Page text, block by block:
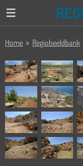
Ga
de
Home » Regiobeeldbank